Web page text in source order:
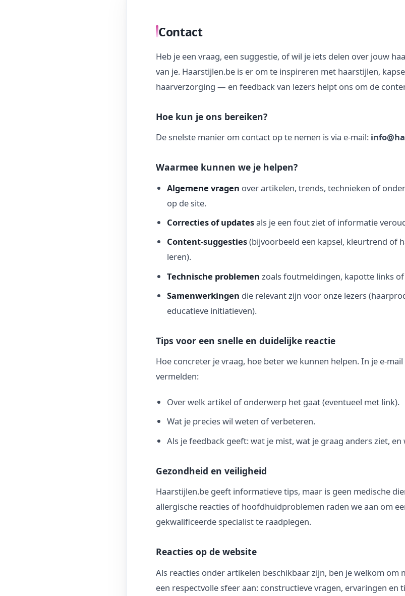
Contact
Heb je een vraag, een suggestie, of wil je iets delen over jouw
van je. Haarstijlen.be is er om te inspireren met haarstijlen,
haarverzorging — en feedback van lezers helpt ons om de
Hoe kun je ons bereiken?
De snelste manier om contact op te nemen is via e-mail:
Waarmee kunnen we je helpen?
Algemene vragen over artikelen, trends, technieken of
op de site.
Correcties of updatesals je een fout ziet of informatie
Content-suggesties(bijvoorbeeld een kapsel, kleurtrend of
leren).
Technische problemen zoals foutmeldingen, kapotte links of
Samenwerkingen die relevant zijn voor onze lezers
educatieve initiatieven).
Tips voor een snelle en duidelijke reactie
Hoe concreter je vraag, hoe beter we kunnen helpen. In je e-
vermelden:
Over welk artikel of onderwerp het gaat (eventueel met link).
Wat je precies wil weten of verbeteren.
Als je feedback geeft: wat je mist, wat je graag anders ziet, en
Gezondheid en veiligheid
Haarstijlen.be geeft informatieve tips, maar is geen medische
allergische reacties of hoofdhuidproblemen raden we aan om
gekwalificeerde specialist te raadplegen.
Reacties op de website
Als reacties onder artikelen beschikbaar zijn, ben je welkom om
een respectvolle sfeer aan: constructieve vragen, ervaringen en